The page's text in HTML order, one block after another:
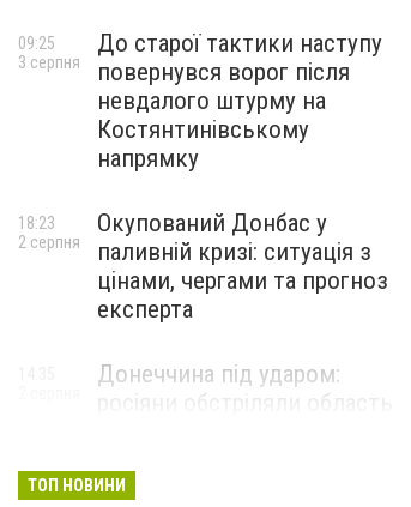
До старої тактики наступу
повернувся ворог після
невдалого штурму на
Костянтинівському
напрямку
09:25
3 серпня
Окупований Донбас у
паливній кризі: ситуація з
цінами, чергами та прогноз
експерта
18:23
2 серпня
Донеччина під ударом:
росіяни обстріляли область
ТОП НОВИНИ